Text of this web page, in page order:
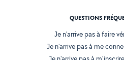
QUESTIONS
Je n'arrive pas à faire
Je n'arrive pas à me